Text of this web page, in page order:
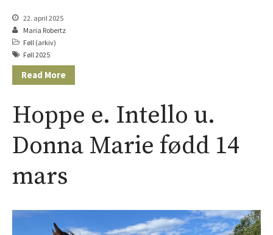
22. april 2025
Maria Robertz
Føll (arkiv)
Føll 2025
Read More
Hoppe e. Intello u.
Donna Marie fødd 14
mars